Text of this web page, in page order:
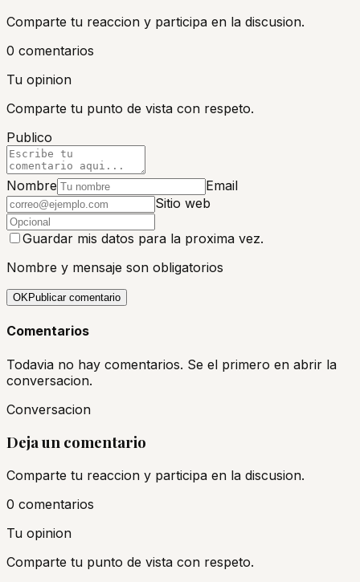
Comparte tu reaccion y participa en la discusion.
0 comentarios
Tu opinion
Comparte tu punto de vista con respeto.
Publico
Nombre
Email
Sitio web
Guardar mis datos para la proxima vez.
Nombre y mensaje son obligatorios
OKPublicar comentario
Comentarios
Todavia no hay comentarios. Se el primero en abrir la
conversacion.
Conversacion
Deja un comentario
Comparte tu reaccion y participa en la discusion.
0 comentarios
Tu opinion
Comparte tu punto de vista con respeto.